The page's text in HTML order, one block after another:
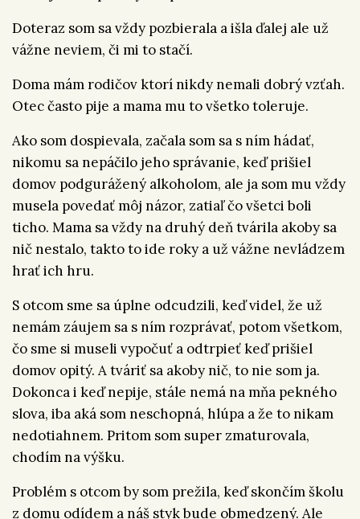
Doteraz som sa vždy pozbierala a išla ďalej ale už
vážne neviem, či mi to stačí.
Doma mám rodičov ktorí nikdy nemali dobrý vzťah.
Otec často pije a mama mu to všetko toleruje.
Ako som dospievala, začala som sa s ním hádať,
nikomu sa nepáčilo jeho správanie, keď prišiel
domov podgurážený alkoholom, ale ja som mu vždy
musela povedať môj názor, zatiaľ čo všetci boli
ticho. Mama sa vždy na druhý deň tvárila akoby sa
nič nestalo, takto to ide roky a už vážne nevládzem
hrať ich hru.
S otcom sme sa úplne odcudzili, keď videl, že už
nemám záujem sa s ním rozprávať, potom všetkom,
čo sme si museli vypočuť a odtrpieť keď prišiel
domov opitý. A tváriť sa akoby nič, to nie som ja.
Dokonca i keď nepije, stále nemá na mňa pekného
slova, iba aká som neschopná, hlúpa a že to nikam
nedotiahnem. Pritom som super zmaturovala,
chodím na výšku.
Problém s otcom by som prežila, keď skončím školu
z domu odídem a náš styk bude obmedzený. Ale